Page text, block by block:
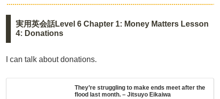
実用英会話Level 6 Chapter 1: Money Matters Lesson
4: Donations
I can talk about donations.
They’re struggling to make ends meet after the
flood last month. – Jitsuyo Eikaiwa